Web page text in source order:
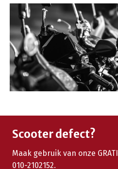
Scooter defect?
Maak gebruik van onze
010-2102152.